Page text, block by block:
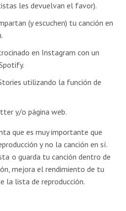
les devuelvan el favor).
(y escuchen) tu canción en
en Instagram con un
utilizando la función de
y/o página web.
que es muy importante que
y no la canción en sí.
o guarda tu canción dentro de
mejora el rendimiento de tu
la lista de reproducción.